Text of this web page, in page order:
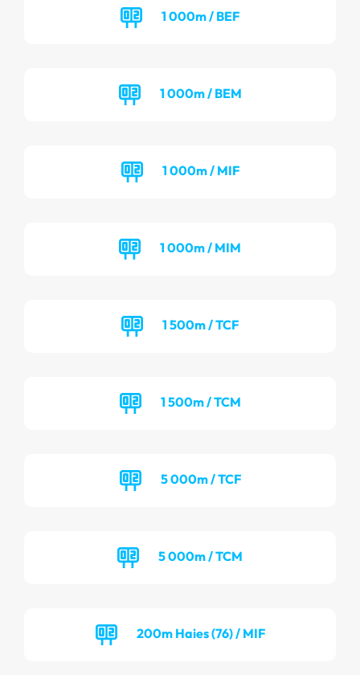
1 000m / BEF
1 000m / BEM
1 000m / MIF
1 000m / MIM
1 500m / TCF
1 500m / TCM
5 000m / TCF
5 000m / TCM
200m Haies (76) / MIF